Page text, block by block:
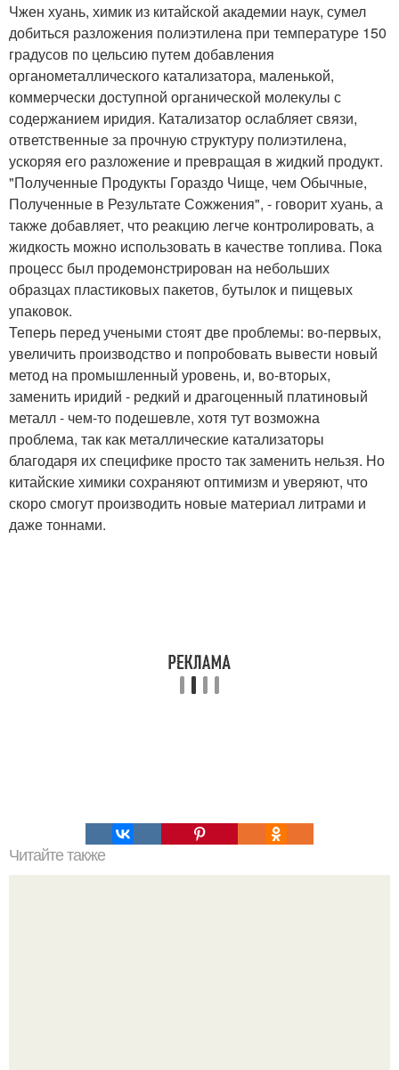
Чжен хуань, химик из китайской академии наук, сумел
добиться разложения полиэтилена при температуре 150
градусов по цельсию путем добавления
органометаллического катализатора, маленькой,
коммерчески доступной органической молекулы с
содержанием иридия. Катализатор ослабляет связи,
ответственные за прочную структуру полиэтилена,
ускоряя его разложение и превращая в жидкий продукт.
"Полученные Продукты Гораздо Чище, чем Обычные,
Полученные в Результате Сожжения", - говорит хуань, а
также добавляет, что реакцию легче контролировать, а
жидкость можно использовать в качестве топлива. Пока
процесс был продемонстрирован на небольших
образцах пластиковых пакетов, бутылок и пищевых
упаковок.
Теперь перед учеными стоят две проблемы: во-первых,
увеличить производство и попробовать вывести новый
метод на промышленный уровень, и, во-вторых,
заменить иридий - редкий и драгоценный платиновый
металл - чем-то подешевле, хотя тут возможна
проблема, так как металлические катализаторы
благодаря их специфике просто так заменить нельзя. Но
китайские химики сохраняют оптимизм и уверяют, что
скоро смогут производить новые материал литрами и
даже тоннами.
Читайте также